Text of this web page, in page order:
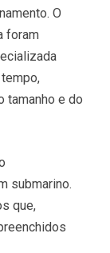
O
foram
tamanho e do
submarino.
que,